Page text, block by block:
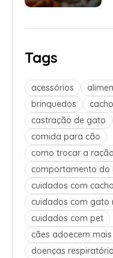
Tags
acessórios
brinquedos
castração de gato
comida para cão
como trocar a
comportamento do
cuidados com
cuidados com gato
cuidados com pet
cães adoecem
doenças